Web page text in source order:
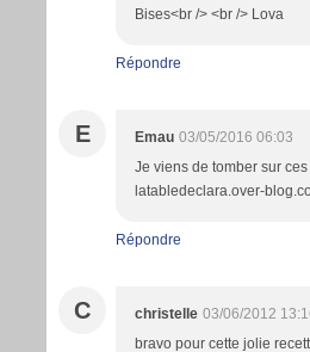
Bises<br /> <br /> Lova
Répondre
E Emau 03/05/2016 06:03
Je viens de tomber sur
latabledeclara.over-
Répondre
C christelle 03/06/2012
bravo pour cette jolie